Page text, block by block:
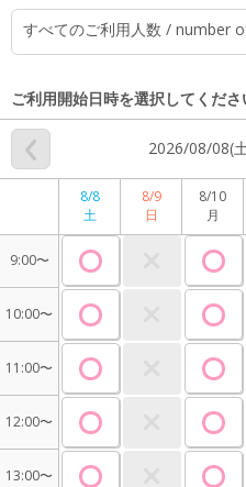
すべてのご利用人数 / number
ご利用開始日時を選択してくださ
2026/08/08(
8/8
土
8/9
日
8/10
月
9:00〜
10:00〜
11:00〜
12:00〜
13:00〜